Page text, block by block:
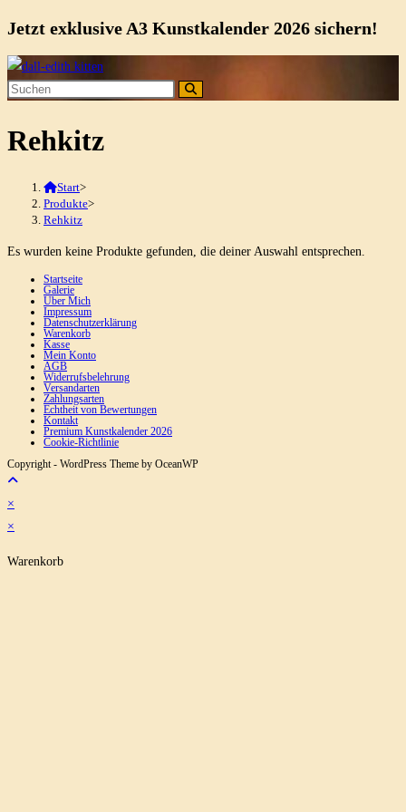
Zum
springen
Jetzt exklusive A3 Kunstkalender 2026 sichern!
Rehkitz
Start>
Produkte>
Rehkitz
Es wurden keine Produkte gefunden, die deiner Auswahl entsprechen.
Startseite
Galerie
Über Mich
Impressum
Datenschutzerklärung
Warenkorb
Kasse
Mein Konto
AGB
Widerrufsbelehrung
Versandarten
Zahlungsarten
Echtheit von Bewertungen
Kontakt
Premium Kunstkalender 2026
Cookie-Richtlinie
Copyright - WordPress Theme by OceanWP
×
×
Warenkorb